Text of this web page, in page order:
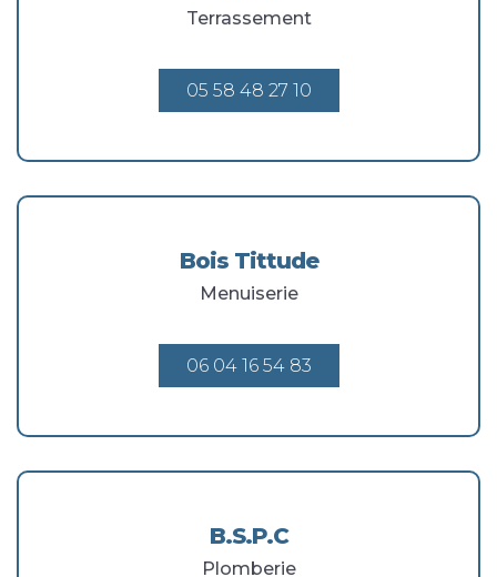
Terrassement
05 58 48 27 10
Bois Tittude
Menuiserie
06 04 16 54 83
B.S.P.C
Plomberie